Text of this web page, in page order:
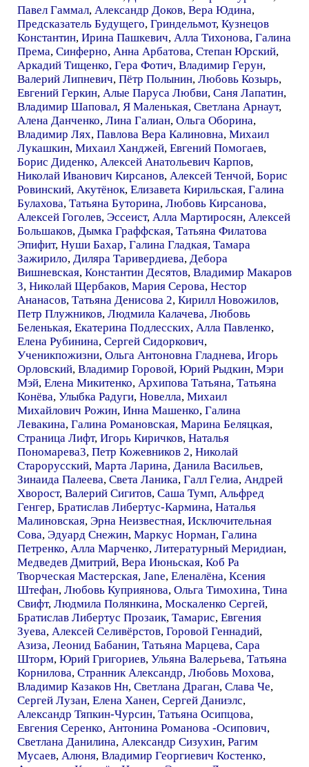
Павел Гаммал, Александр Доков, Вера Юдина,
Предсказатель Будущего, Гриндельмот, Кузнецов
Константин, Ирина Пашкевич, Алла Тихонова, Галина
Према, Синферно, Анна Арбатова, Степан Юрский,
Аркадий Тищенко, Гера Фотич, Владимир Герун,
Валерий Липневич, Пётр Полынин, Любовь Козырь,
Евгений Геркин, Алые Паруса Любви, Саня Лапатин,
Владимир Шаповал, Я Маленькая, Светлана Арнаут,
Алена Данченко, Лина Галиан, Ольга Оборина,
Владимир Лях, Павлова Вера Калиновна, Михаил
Лукашкин, Михаил Ханджей, Евгений Помогаев,
Борис Диденко, Алексей Анатольевич Карпов,
Николай Иванович Кирсанов, Алексей Тенчой, Борис
Ровинский, Акутёнок, Елизавета Кирильская, Галина
Булахова, Татьяна Буторина, Любовь Кирсанова,
Алексей Гоголев, Эссеист, Алла Мартиросян, Алексей
Большаков, Дымка Граффская, Татьяна Филатова
Эпифит, Нуши Бахар, Галина Гладкая, Тамара
Зажирило, Диляра Таривердиева, Дебора
Вишневская, Константин Десятов, Владимир Макаров
3, Николай Щербаков, Мария Серова, Нестор
Ананасов, Татьяна Денисова 2, Кирилл Новожилов,
Петр Плужников, Людмила Калачева, Любовь
Беленькая, Екатерина Подлесских, Алла Павленко,
Елена Рубинина, Сергей Сидоркович,
Ученикпожизни, Ольга Антоновна Гладнева, Игорь
Орловский, Владимир Горовой, Юрий Рыдкин, Мэри
Мэй, Елена Микитенко, Архипова Татьяна, Татьяна
Конёва, Улыбка Радуги, Новелла, Михаил
Михайлович Рожин, Инна Машенко, Галина
Левакина, Галина Романовская, Марина Беляцкая,
Страница Лифт, Игорь Киричков, Наталья
Пономарева3, Петр Кожевников 2, Николай
Старорусский, Марта Ларина, Данила Васильев,
Зинаида Палеева, Света Ланика, Галл Гелиа, Андрей
Хворост, Валерий Сигитов, Саша Тумп, Альфред
Генгер, Братислав Либертус-Кармина, Наталья
Малиновская, Эрна Неизвестная, Исключительная
Сова, Эдуард Снежин, Маркус Норман, Галина
Петренко, Алла Марченко, Литературный Меридиан,
Медведев Дмитрий, Вера Июньская, Коб Ра
Творческая Мастерская, Jane, Еленалёна, Ксения
Штефан, Любовь Куприянова, Ольга Тимохина, Тина
Свифт, Людмила Полянкина, Москаленко Сергей,
Братислав Либертус Прозаик, Тамарис, Евгения
Зуева, Алексей Селивёрстов, Горовой Геннадий,
Азиза, Леонид Бабанин, Татьяна Марцева, Сара
Шторм, Юрий Григориев, Ульяна Валерьева, Татьяна
Корнилова, Странник Александр, Любовь Мохова,
Владимир Казаков Нн, Светлана Драган, Слава Че,
Сергей Лузан, Елена Ханен, Сергей Даниэлс,
Александр Тяпкин-Чурсин, Татьяна Осипцова,
Евгения Серенко, Антонина Романова -Осипович,
Светлана Данилина, Александр Сизухин, Рагим
Мусаев, Алюня, Владимир Георгиевич Костенко,